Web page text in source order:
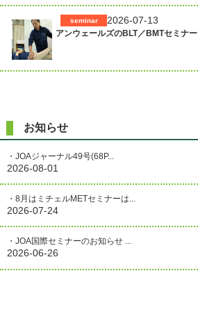
ン
2026-07-13
seminar
アンウェールズのBLT／BMTセミナー
お知らせ
・JOAジャーナル49号(68P...
2026-08-01
・8月はミチェルMETセミナーは...
2026-07-24
・JOA国際セミナーのお知らせ ...
2026-06-26